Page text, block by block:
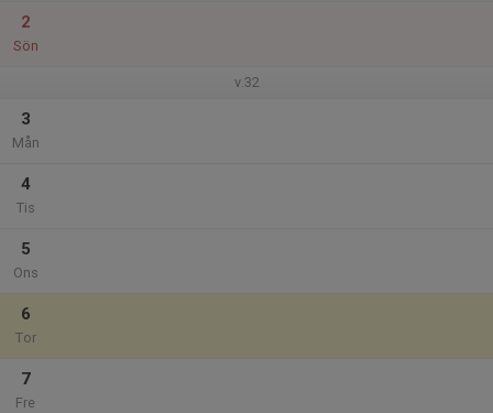
2
Sön
v.32
3
Mån
4
Tis
5
Ons
6
Tor
7
Fre